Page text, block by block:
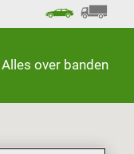
Alles over banden